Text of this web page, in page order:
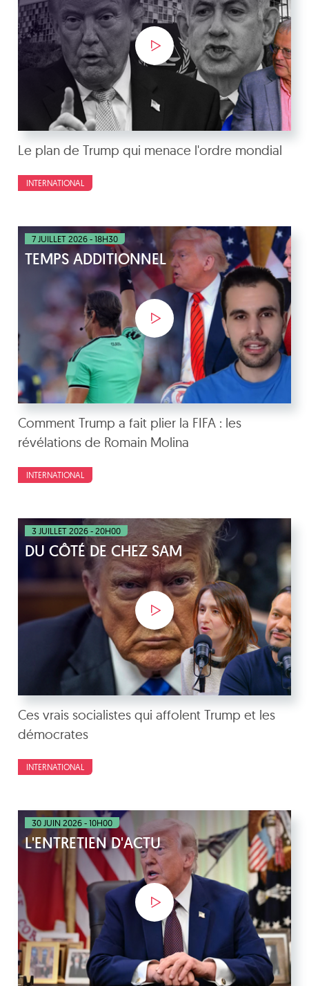
Le plan de Trump qui menace l'ordre mondial
INTERNATIONAL
7 JUILLET 2026 - 18H30
TEMPS ADDITIONNEL
Comment Trump a fait plier la FIFA : les
révélations de Romain Molina
INTERNATIONAL
3 JUILLET 2026 - 20H00
DU CÔTÉ DE CHEZ SAM
Ces vrais socialistes qui affolent Trump et les
démocrates
INTERNATIONAL
30 JUIN 2026 - 10H00
L'ENTRETIEN D'ACTU